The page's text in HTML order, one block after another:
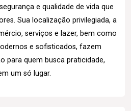
e qualidade de vida que
Sua localização privilegiada, a
serviços e lazer, bem como
e sofisticados, fazem
para quem busca praticidade,
um só lugar.